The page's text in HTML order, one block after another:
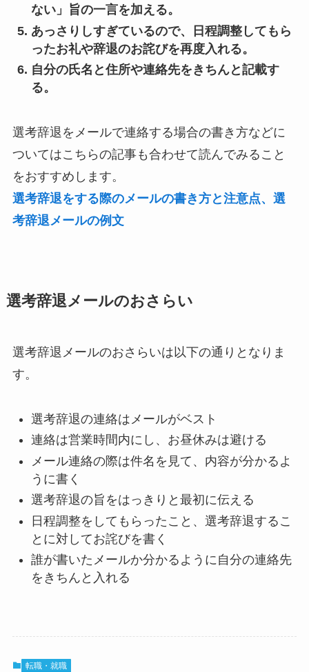
ない」旨の一言を加える。
あっさりしすぎているので、日程調整してもら
ったお礼や辞退のお詫びを再度入れる。
自分の氏名と住所や連絡先をきちんと記載す
る。
選考辞退をメールで連絡する場合の書き方などに
ついてはこちらの記事も合わせて読んでみること
をおすすめします。
選考辞退をする際のメールの書き方と注意点、選
考辞退メールの例文
選考辞退メールのおさらい
選考辞退メールのおさらいは以下の通りとなりま
す。
選考辞退の連絡はメールがベスト
連絡は営業時間内にし、お昼休みは避ける
メール連絡の際は件名を見て、内容が分かるよ
うに書く
選考辞退の旨をはっきりと最初に伝える
日程調整をしてもらったこと、選考辞退するこ
とに対してお詫びを書く
誰が書いたメールか分かるように自分の連絡先
をきちんと入れる
転職・就職